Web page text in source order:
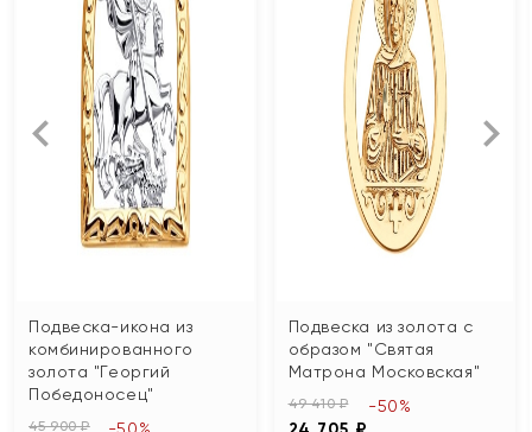
Подвеска-икона из
комбинированного
золота "Георгий
Победоносец"
45 900 ₽ -50%
Подвеска из золота с
образом "Святая
Матрона Московская"
49 410 ₽ -50%